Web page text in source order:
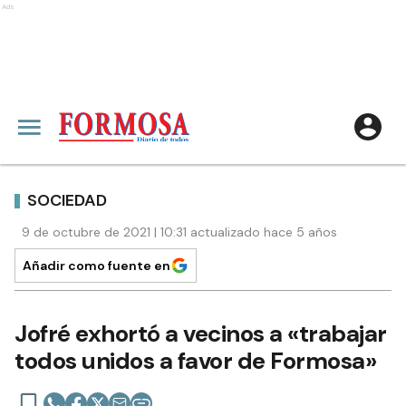
Ads
SOCIEDAD
9 de octubre de 2021 | 10:31 actualizado hace 5 años
Añadir como fuente en
Jofré exhortó a vecinos a «trabajar
todos unidos a favor de Formosa»